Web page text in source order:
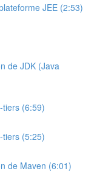
JEE (2:53)
de JDK (Java
tiers (6:59)
tiers (5:25)
de Maven (6:01)